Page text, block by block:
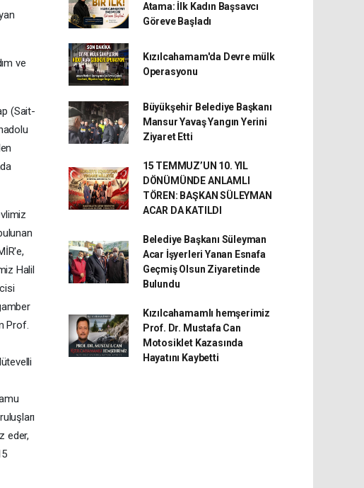
ve
(Sait-
Halil
Prof.
eder,
Atama: İlk Kadın Başsavcı
Göreve Başladı
Kızılcahamam'da Devre mülk
Operasyonu
Büyükşehir Belediye Başkanı
Mansur Yavaş Yangın Yerini
Ziyaret Etti
15 TEMMUZ’UN 10. YIL
DÖNÜMÜNDE ANLAMLI
TÖREN: BAŞKAN SÜLEYMAN
ACAR DA KATILDI
Belediye Başkanı Süleyman
Acar İşyerleri Yanan Esnafa
Geçmiş Olsun Ziyaretinde
Bulundu
Kızılcahamamlı hemşerimiz
Prof. Dr. Mustafa Can
Motosiklet Kazasında
Hayatını Kaybetti